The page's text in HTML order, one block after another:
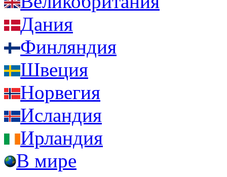
Дания
Финляндия
Швеция
Норвегия
Исландия
Ирландия
В мире